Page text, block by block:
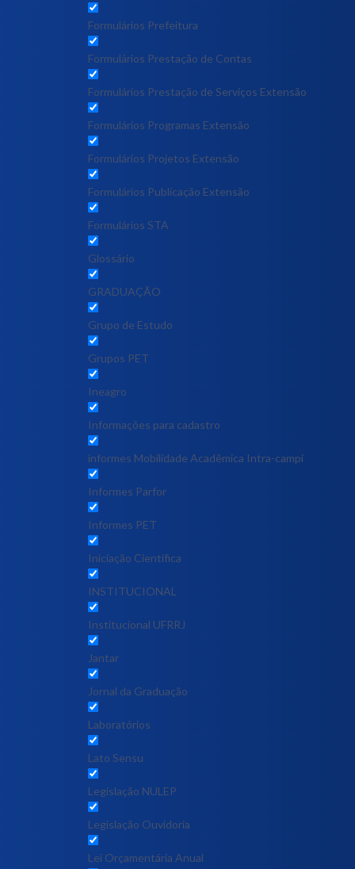
Formulários Prefeitura
Formulários Prestação de Contas
Formulários Prestação de Serviços Extensão
Formulários Programas Extensão
Formulários Projetos Extensão
Formulários Publicação Extensão
Formulários STA
Glossário
GRADUAÇÃO
Grupo de Estudo
Grupos PET
Ineagro
Informações para cadastro
informes Mobilidade Acadêmica Intra-campi
Informes Parfor
Informes PET
Iniciação Científica
INSTITUCIONAL
Institucional UFRRJ
Jantar
Jornal da Graduação
Laboratórios
Lato Sensu
Legislação NULEP
Legislação Ouvidoria
Lei Orçamentária Anual